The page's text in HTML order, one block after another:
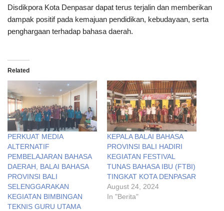
Disdikpora Kota Denpasar dapat terus terjalin dan memberikan
dampak positif pada kemajuan pendidikan, kebudayaan, serta
penghargaan terhadap bahasa daerah.
Related
PERKUAT MEDIA
ALTERNATIF
PEMBELAJARAN BAHASA
DAERAH, BALAI BAHASA
PROVINSI BALI
SELENGGARAKAN
KEGIATAN BIMBINGAN
TEKNIS GURU UTAMA
KEPALA BALAI BAHASA
PROVINSI BALI HADIRI
KEGIATAN FESTIVAL
TUNAS BAHASA IBU (FTBI)
TINGKAT KOTA DENPASAR
August 24, 2024
In "Berita"